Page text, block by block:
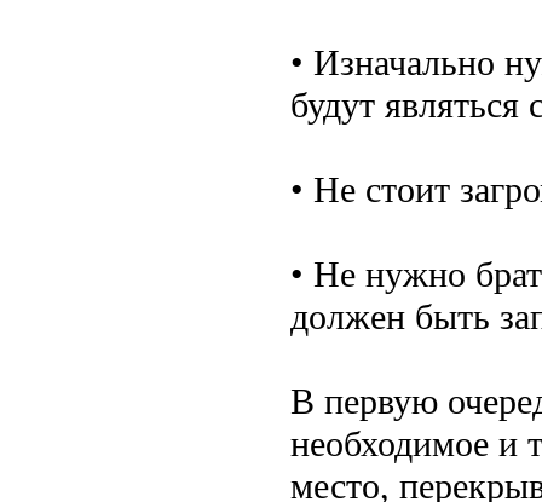
• Изначально
будут
• Не стоит
• Не нужно
должен быть
В первую
необходимое и
место,